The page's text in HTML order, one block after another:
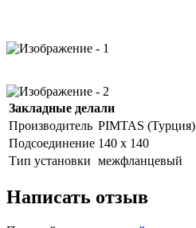
Закладные делали
Производитель PIMTAS (Турция)
Подсоединение 140 х 140
Тип установки межфланцевый
Написать отзыв